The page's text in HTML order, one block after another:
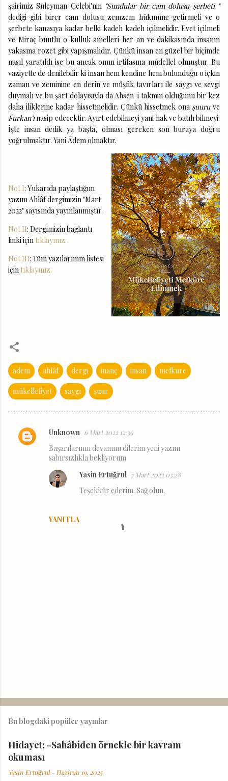
şairimiz Süleyman Çelebi'nin "Sundular bir cam dolusu şerbeti "
dediği gibi birer cam dolusu zemzem hükmüne getirmeli ve o
şerbete kanasıya kadar belki kadeh kadeh içilmelidir. Evet içilmeli
ve Miraç buutlu o kulluk amelleri her an ve dakikasında insanın
yakasına rozet gibi yapışmalıdır. Çünkü insan en güzel bir biçimde
nasıl yaratıldı ise bu ancak onun irtifasına müdellel olmuştur. Bu
vaziyette de denilebilir ki insan hem kendine hem bulunduğu o içkin
zaman ve zeminine en derin ve müşfik tavırları ile saygı ve sevgi
duymalı ve bu şart dolayısıyla da Ahsen-i takmin olduğunu bir kez
daha iliklerine kadar hissetmelidir. Çünkü hissetmek ona şuuruve
Furkan’ınasip edecektir. Ayırt edebilmeyi yani hak ve batılı bilmeyi.
İşte insan dedik ya başta, olması gereken son buraya doğru
yoğrulmaktır. Yani Âdem olmaktır.
Not I: Yukarıda paylaştığım
yazım Ahlâf dergimizin "Mart
2022" sayısında yayınlanmıştır.
Not II: Dergimizin bağlantı
linki için tıklayınız.
Not III: Tüm yazılarımın listesi
için tıklayınız.
adem ahlâf dergi inanç insan mefkure
mükellefiyet saygı şuur
Y
Unknown 6 Mart 2022 12:39
Başarılarının devamını dilerim yeni yazını
sabırsızlıkla bekliyorum
YANITLA
Yasin Ertuğrul 7 Mart 2022 03:28
Teşekkür ederim. Sağ olun.
u
G
n
d
Bu blogdaki popüler yayınlar
Hidayet; -Sahâbîden örnekle bir kavram
okuması
Yasin Ertuğrul - Haziran 19, 2025